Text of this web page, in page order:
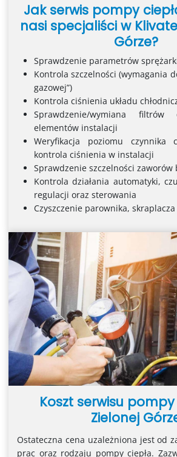
Jak serwis pompy
nasi specjaliści w
Górze?
Sprawdzenie parametrów
Kontrola szczelności (wymagania
gazowej”)
Kontrola ciśnienia układu
Sprawdzenie/wymiana filtrów
elementów instalacji
Weryfikacja poziomu czynnika
kontrola ciśnienia w instalacji
Sprawdzenie szczelności zaworów
Kontrola działania automatyki,
regulacji oraz sterowania
Czyszczenie parownika, skraplacza
Koszt serwisu
Zielonej
Ostateczna cena uzależniona jest od
prac oraz rodzaju pompy ciepła.